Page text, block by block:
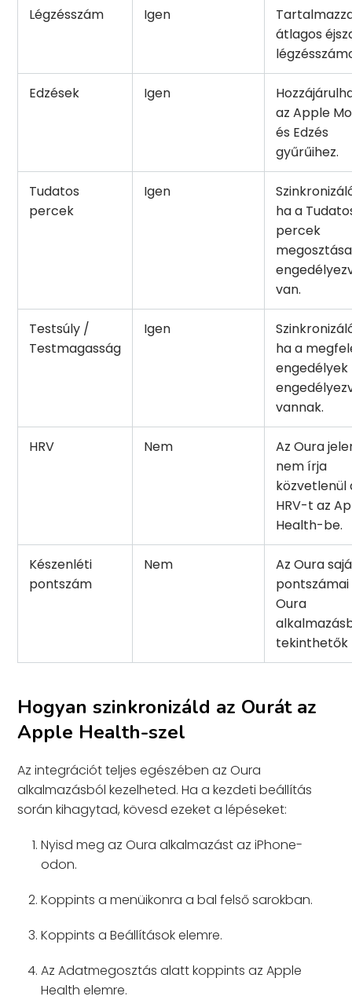
Légzésszám Igen
átlagos
Edzések Igen
az Apple
és Edzés
gyűrűihez.
Tudatos
percek
Igen
ha a
percek
megosztása
van.
Testsúly /
Testmagasság
Igen
ha a
engedélyek
vannak.
HRV Nem
Az Oura
nem írja
közvetlenül
HRV-t az
Health-be.
Készenléti
pontszám
Nem
Az Oura
pontszámai
Oura
tekinthetők
Hogyan szinkronizáld az Ourát az
Apple Health-szel
Az integrációt teljes egészében az Oura
alkalmazásból kezelheted. Ha a kezdeti beállítás
során kihagytad, kövesd ezeket a lépéseket:
Nyisd meg az Oura alkalmazást az iPhone-
odon.
Koppints a menüikonra a bal felső sarokban.
Koppints a Beállítások elemre.
Az Adatmegosztás alatt koppints az Apple
Health elemre.